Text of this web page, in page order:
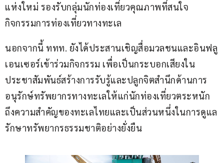
แห่งใหม่ รองรับกลุ่มนักท่องเที่ยวคุณภาพที่สนใจ
กิจกรรมการท่องเที่ยวทางทะเล
นอกจากนี้ ททท. ยังได้ประสานเชิญสื่อมวลชนและอินฟลู
เอนเซอร์เข้าร่วมกิจกรรม เพื่อเป็นกระบอกเสียงใน
ประชาสัมพันธ์สร้างการรับรู้และปลูกจิตสำนึกด้านการ
อนุรักษ์ทรัพยากรทางทะเลให้แก่นักท่องเที่ยวตระหนัก
ถึงความสำคัญของทะเลไทยและเป็นส่วนหนึ่งในการดูแล
รักษาทรัพยากรธรรมชาติอย่างยั่งยืน